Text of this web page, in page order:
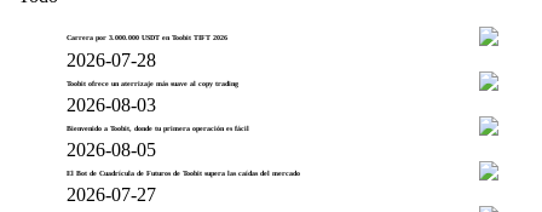
Carrera por 3.000.000 USDT en Toobit TIFT 2026
2026-07-28
Toobit ofrece un aterrizaje más suave al copy trading
2026-08-03
Bienvenido a Toobit, donde tu primera operación es fácil
2026-08-05
El Bot de Cuadrícula de Futuros de Toobit supera las caídas del mercado
2026-07-27